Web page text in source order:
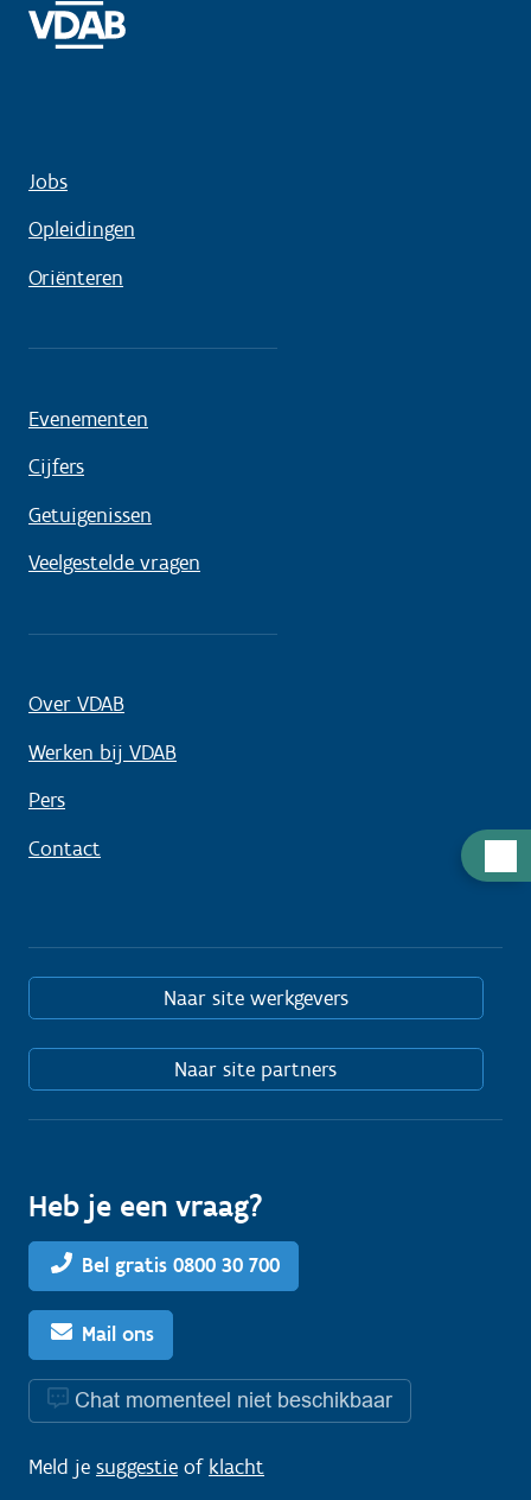
Jobs
Opleidingen
Oriënteren
Evenementen
Cijfers
Getuigenissen
Veelgestelde vragen
Over VDAB
Werken bij VDAB
Pers
Contact
Naar site werkgevers
Naar site partners
Heb je een vraag?
Bel gratis 0800 30 700
Mail ons
Chat momenteel niet beschikbaar
Meld je suggestie of klacht